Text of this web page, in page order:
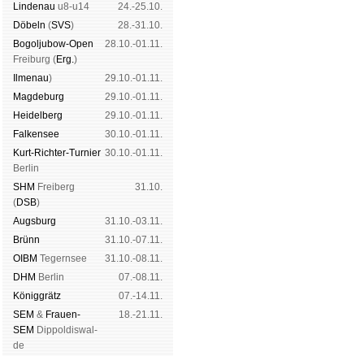
Lin­de­nau u8-u14
24.-25.10.
Dö­beln (SVS)
28.-31.10.
Bogoljubow-Open
Frei­burg (Erg.)
28.10.-01.11.
Il­me­nau)
29.10.-01.11.
Mag­de­burg
29.10.-01.11.
Hei­del­berg
29.10.-01.11.
Fal­ken­see
30.10.-01.11.
Kurt-Rich­ter-Tur­nier
Ber­lin
30.10.-01.11.
SHM Frei­berg
(DSB)
31.10.
Augs­burg
31.10.-03.11.
Brünn
31.10.-07.11.
OIBM Tegern­see
31.10.-08.11.
DHM Ber­lin
07.-08.11.
König­grätz
07.-14.11.
SEM & Frauen-
SEM Dip­pol­dis­wal­
de
18.-21.11.